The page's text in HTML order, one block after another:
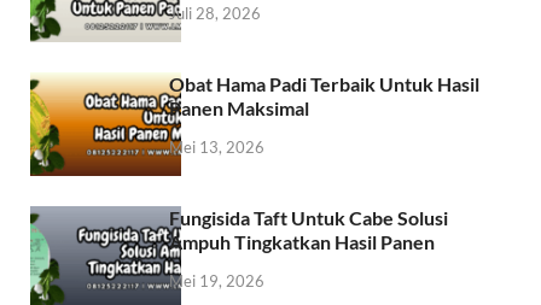
Juli 28, 2026
Obat Hama Padi Terbaik Untuk Hasil
Panen Maksimal
Mei 13, 2026
Fungisida Taft Untuk Cabe Solusi
Ampuh Tingkatkan Hasil Panen
Mei 19, 2026